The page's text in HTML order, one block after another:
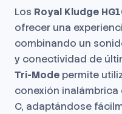
Los Royal Kludge
ofrecer una
combinando un
y conectividad de
Tri-Mode permite
conexión inalámbrica
C, adaptándose